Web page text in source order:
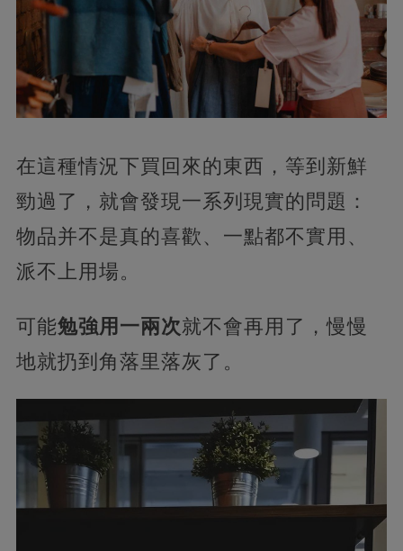
在這種情況下買回來的東西，等到新鮮
勁過了，就會發現一系列現實的問題：
物品并不是真的喜歡、一點都不實用、
派不上用場。
可能勉強用一兩次就不會再用了，慢慢
地就扔到角落里落灰了。